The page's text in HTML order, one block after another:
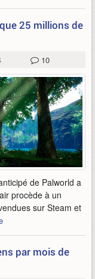
25 millions de
10
de Palworld a
procède à un
sur Steam et
par mois de